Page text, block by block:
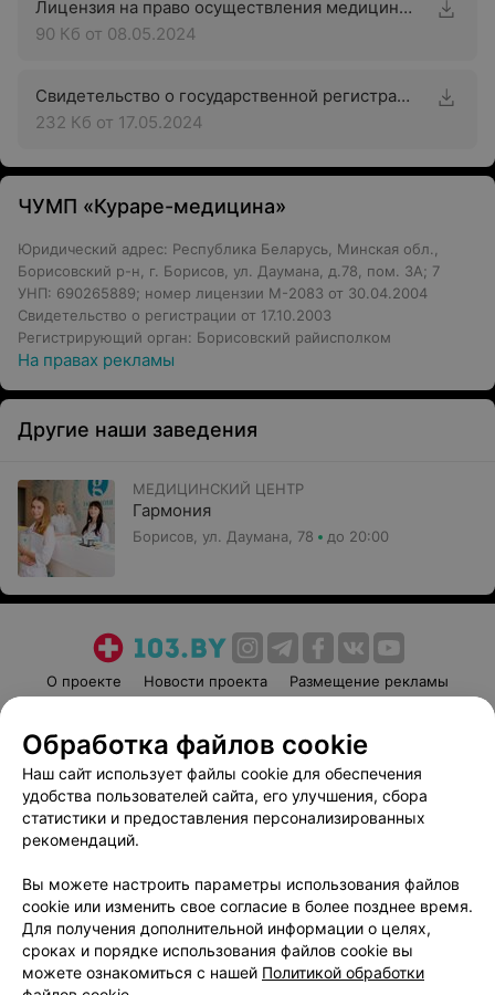
Лицензия на право осуществления медицинской деятельности
90 Кб от 08.05.2024
Свидетельство о государственной регистрации
232 Кб от 17.05.2024
ЧУМП «Кураре-медицина»
Юридический адрес: Республика Беларусь, Минская обл.,
Борисовский р-н, г. Борисов, ул. Даумана, д.78, пом. 3А; 7
УНП: 690265889; номер лицензии М-2083 от 30.04.2004
Свидетельство о регистрации от 17.10.2003
Регистрирующий орган: Борисовский райисполком
На правах рекламы
Другие наши заведения
МЕДИЦИНСКИЙ ЦЕНТР
Гармония
Борисов, ул. Даумана, 78 до 20:00
О проекте Новости проекта
Размещение рекламы
Пользовательское соглашение
Способы оплаты
Вакансии
Партнеры
Написать руководителю 103.by
Обработка персональных данных
Обработка файлов cookie
Наш сайт использует файлы cookie для обеспечения
удобства пользователей сайта, его улучшения, сбора
статистики и предоставления персонализированных
рекомендаций.
Вы можете настроить параметры использования файлов
cookie или изменить свое согласие в более позднее время.
Для получения дополнительной информации о целях,
сроках и порядке использования файлов cookie вы
можете ознакомиться с нашей Политикой обработки